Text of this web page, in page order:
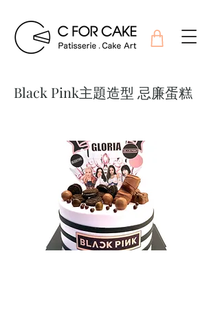
Black Pink主題造型 忌廉蛋糕